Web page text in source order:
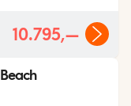
10.795,—